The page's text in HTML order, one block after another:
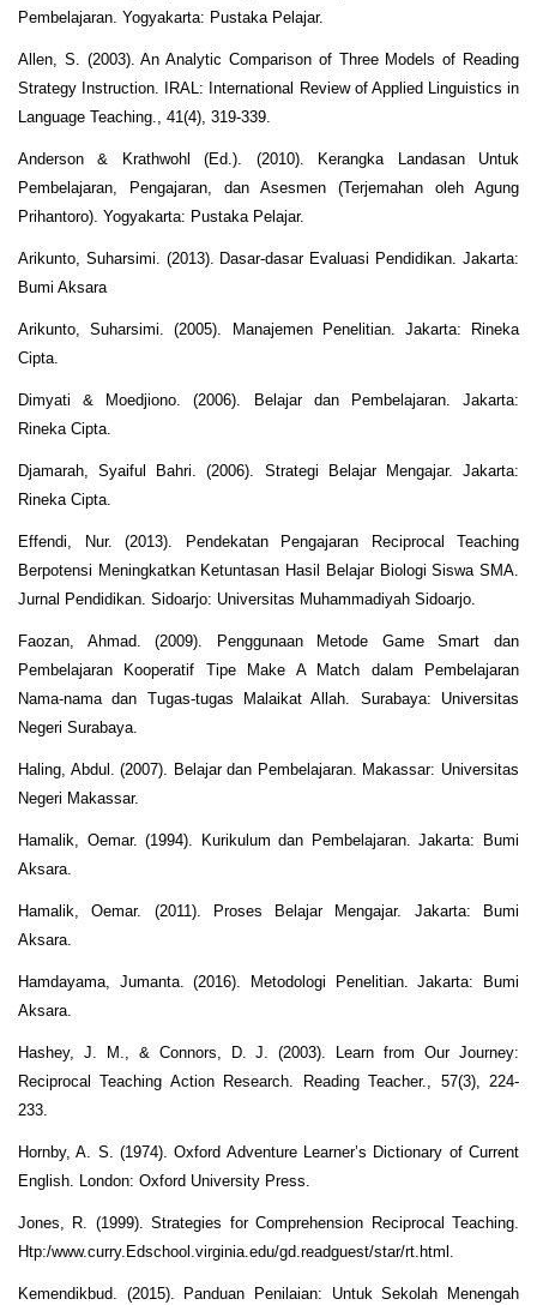
Pembelajaran. Yogyakarta: Pustaka Pelajar.
Allen, S. (2003). An Analytic Comparison of Three Models of Reading
Strategy Instruction. IRAL: International Review of Applied Linguistics in
Language Teaching., 41(4), 319-339.
Anderson & Krathwohl (Ed.). (2010). Kerangka Landasan Untuk
Pembelajaran, Pengajaran, dan Asesmen (Terjemahan oleh Agung
Prihantoro). Yogyakarta: Pustaka Pelajar.
Arikunto, Suharsimi. (2013). Dasar-dasar Evaluasi Pendidikan. Jakarta:
Bumi Aksara
Arikunto, Suharsimi. (2005). Manajemen Penelitian. Jakarta: Rineka
Cipta.
Dimyati & Moedjiono. (2006). Belajar dan Pembelajaran. Jakarta:
Rineka Cipta.
Djamarah, Syaiful Bahri. (2006). Strategi Belajar Mengajar. Jakarta:
Rineka Cipta.
Effendi, Nur. (2013). Pendekatan Pengajaran Reciprocal Teaching
Berpotensi Meningkatkan Ketuntasan Hasil Belajar Biologi Siswa SMA.
Jurnal Pendidikan. Sidoarjo: Universitas Muhammadiyah Sidoarjo.
Faozan, Ahmad. (2009). Penggunaan Metode Game Smart dan
Pembelajaran Kooperatif Tipe Make A Match dalam Pembelajaran
Nama-nama dan Tugas-tugas Malaikat Allah. Surabaya: Universitas
Negeri Surabaya.
Haling, Abdul. (2007). Belajar dan Pembelajaran. Makassar: Universitas
Negeri Makassar.
Hamalik, Oemar. (1994). Kurikulum dan Pembelajaran. Jakarta: Bumi
Aksara.
Hamalik, Oemar. (2011). Proses Belajar Mengajar. Jakarta: Bumi
Aksara.
Hamdayama, Jumanta. (2016). Metodologi Penelitian. Jakarta: Bumi
Aksara.
Hashey, J. M., & Connors, D. J. (2003). Learn from Our Journey:
Reciprocal Teaching Action Research. Reading Teacher., 57(3), 224-
233.
Hornby, A. S. (1974). Oxford Adventure Learner’s Dictionary of Current
English. London: Oxford University Press.
Jones, R. (1999). Strategies for Comprehension Reciprocal Teaching.
Htp:/www.curry.Edschool.virginia.edu/gd.readguest/star/rt.html.
Kemendikbud. (2015). Panduan Penilaian: Untuk Sekolah Menengah